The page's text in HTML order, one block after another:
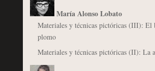
María Alonso Lobato
Materiales y técnicas pictóricas (III): El
plomo
Materiales y técnicas pictóricas (II): La